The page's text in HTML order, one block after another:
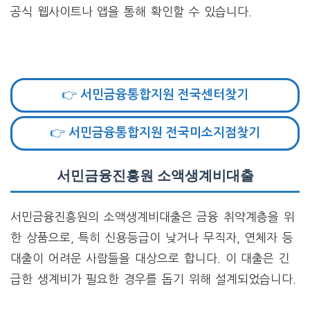
공식 웹사이트나 앱을 통해 확인할 수 있습니다.
👉 서민금융통합지원 전국센터찾기
👉 서민금융통합지원 전국미소지점찾기
서민금융진흥원 소액생계비대출
서민금융진흥원의 소액생계비대출은 금융 취약계층을 위
한 상품으로, 특히 신용등급이 낮거나 무직자, 연체자 등
대출이 어려운 사람들을 대상으로 합니다. 이 대출은 긴
급한 생계비가 필요한 경우를 돕기 위해 설계되었습니다.